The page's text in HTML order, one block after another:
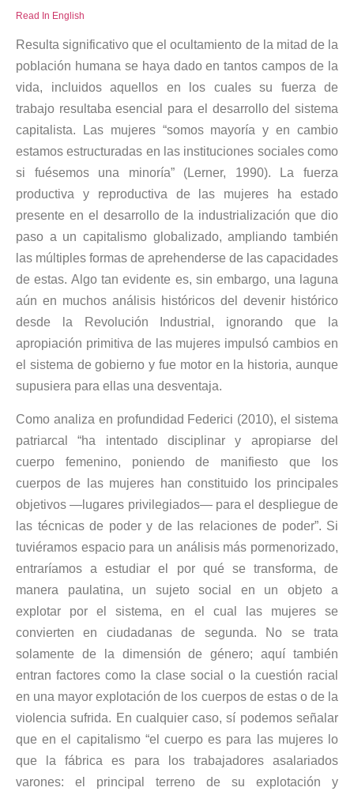
Read In English
Resulta significativo que el ocultamiento de la mitad de la
población humana se haya dado en tantos campos de la
vida, incluidos aquellos en los cuales su fuerza de
trabajo resultaba esencial para el desarrollo del sistema
capitalista. Las mujeres “somos mayoría y en cambio
estamos estructuradas en las instituciones sociales como
si fuésemos una minoría” (Lerner, 1990). La fuerza
productiva y reproductiva de las mujeres ha estado
presente en el desarrollo de la industrialización que dio
paso a un capitalismo globalizado, ampliando también
las múltiples formas de aprehenderse de las capacidades
de estas. Algo tan evidente es, sin embargo, una laguna
aún en muchos análisis históricos del devenir histórico
desde la Revolución Industrial, ignorando que la
apropiación primitiva de las mujeres impulsó cambios en
el sistema de gobierno y fue motor en la historia, aunque
supusiera para ellas una desventaja.
Como analiza en profundidad Federici (2010), el sistema
patriarcal “ha intentado disciplinar y apropiarse del
cuerpo femenino, poniendo de manifiesto que los
cuerpos de las mujeres han constituido los principales
objetivos —lugares privilegiados— para el despliegue de
las técnicas de poder y de las relaciones de poder”. Si
tuviéramos espacio para un análisis más pormenorizado,
entraríamos a estudiar el por qué se transforma, de
manera paulatina, un sujeto social en un objeto a
explotar por el sistema, en el cual las mujeres se
convierten en ciudadanas de segunda. No se trata
solamente de la dimensión de género; aquí también
entran factores como la clase social o la cuestión racial
en una mayor explotación de los cuerpos de estas o de la
violencia sufrida. En cualquier caso, sí podemos señalar
que en el capitalismo “el cuerpo es para las mujeres lo
que la fábrica es para los trabajadores asalariados
varones: el principal terreno de su explotación y